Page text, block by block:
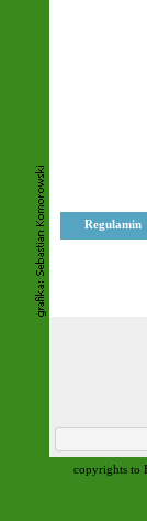
Regulamin
copyrights to